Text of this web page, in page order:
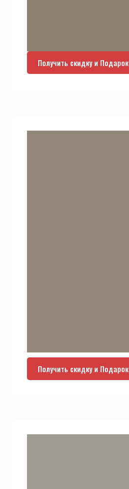
Получить скидку и Подарок
Получить скидку и Подарок